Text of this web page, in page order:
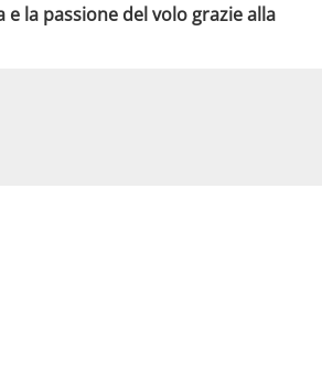
e la passione del volo grazie alla